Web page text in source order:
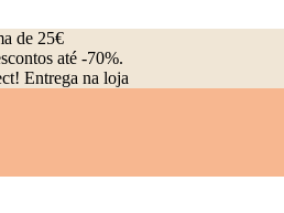
de 25€
até -70%.
Entrega na loja